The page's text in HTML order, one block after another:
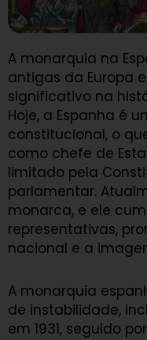
A monarquia na
antigas da Europa
significativo na
Hoje, a Espanha é
constitucional, o
como chefe de
limitado pela
parlamentar.
monarca, e ele
representativas,
nacional e a
A monarquia
de instabilidade,
em 1931, seguido